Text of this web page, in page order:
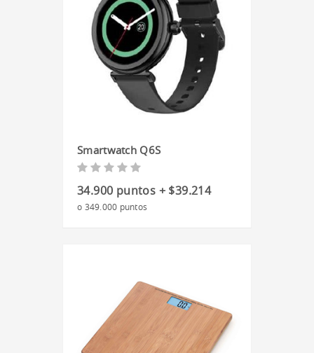
Smartwatch Q6S
34.900 puntos + $39.214
o 349.000 puntos